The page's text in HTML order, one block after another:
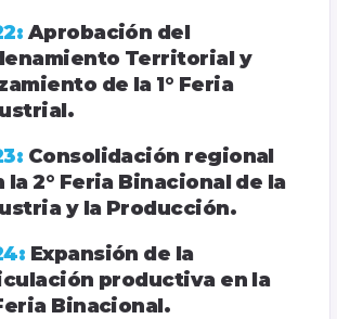
Aprobación del
Territorial y
de la 1° Feria
Consolidación regional
la 2° Feria Binacional de la
y la Producción.
Expansión de la
productiva en la
Binacional.